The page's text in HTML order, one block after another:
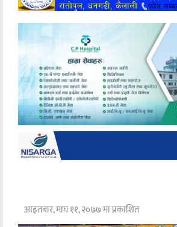
मनोरञ्जन
अन्य
आइतबार, माघ ११, २०७७ मा प्रकाशित